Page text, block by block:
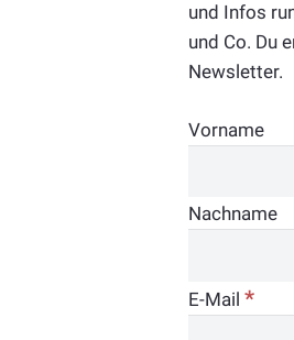
und Infos
und Co. Du
Newsletter.
Vorname
Nachname
E-Mail*